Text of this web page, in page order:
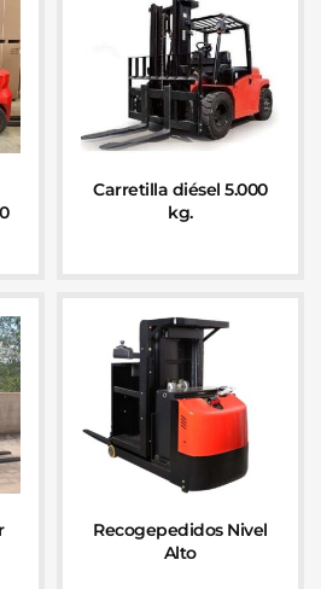
Carretilla diésel 5.000
kg.
Recogepedidos Nivel
Alto